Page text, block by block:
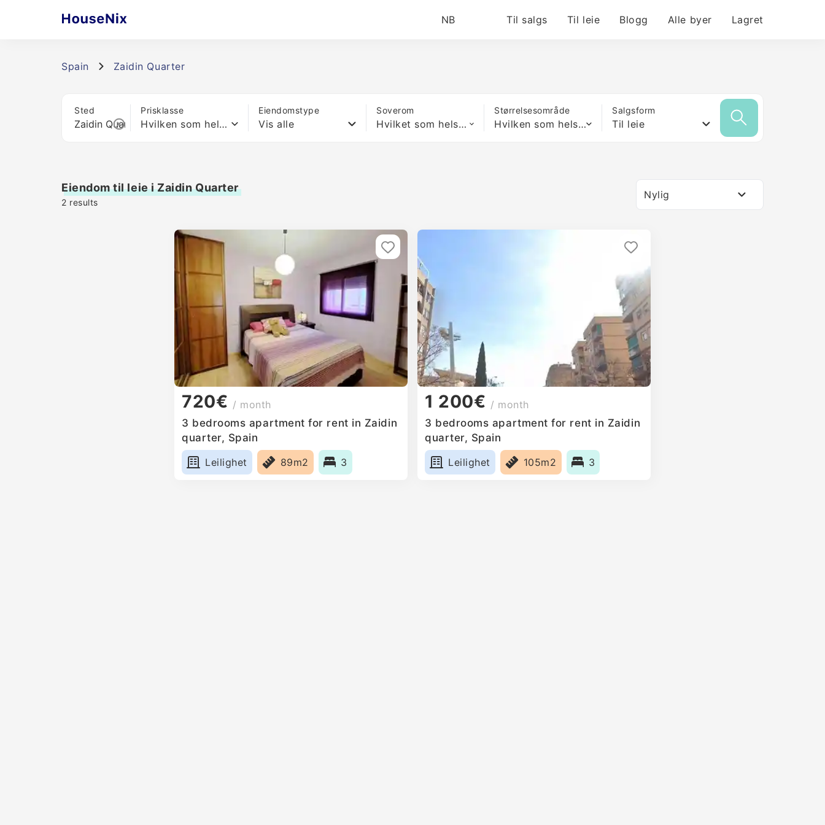
NB Til salgs Til leie Blogg Alle byer Lagret
Spain Zaidin Quarter
Sted Prisklasse
Hvilken som helst pris
Eiendomstype
Vis alle
Soverom
Hvilket som helst antall soverom
Størrelsesområde
Hvilken som helst størrelse
Salgsform
Til leie
Eiendom til leie i Zaidin Quarter
2 results
Nylig
720€ / month
3 bedrooms apartment for rent in Zaidin
quarter, Spain
Leilighet
89m2 3
1 200€ / month
3 bedrooms apartment for rent in Zaidin
quarter, Spain
Leilighet
105m2 3